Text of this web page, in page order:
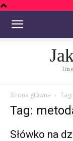
Strona główna Tagi
Tag:
Słówko na